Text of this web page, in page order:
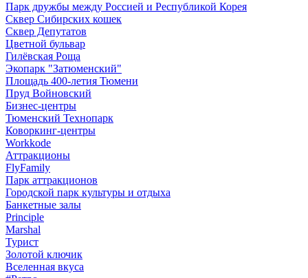
Парк дружбы между Россией и Республикой Корея
Сквер Сибирских кошек
Сквер Депутатов
Цветной бульвар
Гилёвская Роща
Экопарк "Затюменский"
Площадь 400-летия Тюмени
Пруд Войновский
Бизнес-центры
Тюменский Технопарк
Коворкинг-центры
Workkode
Аттракционы
FlyFamily
Парк аттракционов
Городской парк культуры и отдыха
Банкетные залы
Principle
Marshal
Турист
Золотой ключик
Вселенная вкуса